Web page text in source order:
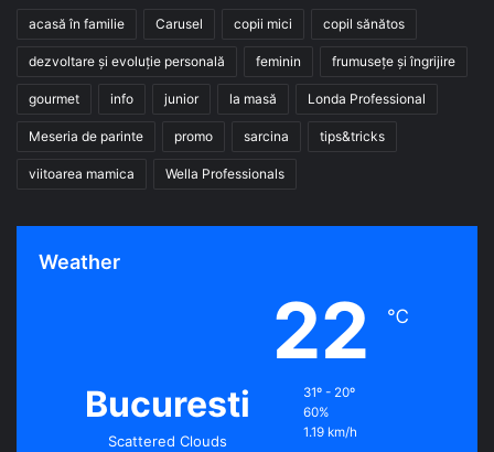
acasă în familie Carusel copii mici copil sănătos
dezvoltare și evoluție personală feminin frumusețe și îngrijire
gourmet info junior la masă Londa Professional
Meseria de parinte promo sarcina tips&tricks
viitoarea mamica Wella Professionals
Weather
Bucuresti
Scattered Clouds
22 ℃
31º - 20º
60%
1.19 km/h